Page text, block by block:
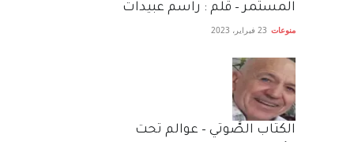
المستمر – قلم : راسم عبيدات
منوعات 23 فبراير، 2023
الكتاب الصَّوتي – عوالم تحت